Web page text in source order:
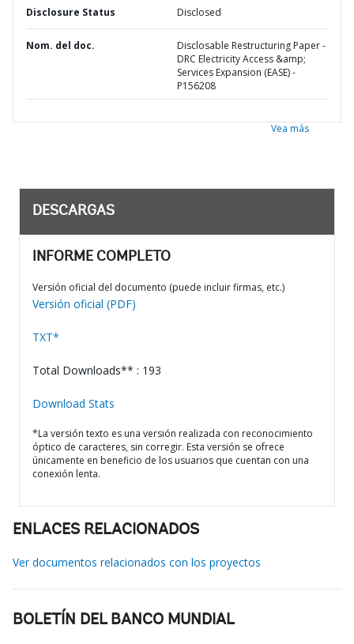
Disclosure Status Disclosed
Nom. del doc.
Disclosable Restructuring Paper -
DRC Electricity Access &amp;
Services Expansion (EASE) -
P156208
Vea más
DESCARGAS
INFORME COMPLETO
Versión oficial del documento (puede incluir firmas, etc.)
Versión oficial (PDF)
TXT*
Total Downloads** : 193
Download Stats
*La versión texto es una versión realizada con reconocimiento
óptico de caracteres, sin corregir. Esta versión se ofrece
únicamente en beneficio de los usuarios que cuentan con una
conexión lenta.
ENLACES RELACIONADOS
Ver documentos relacionados con los proyectos
BOLETÍN DEL BANCO MUNDIAL